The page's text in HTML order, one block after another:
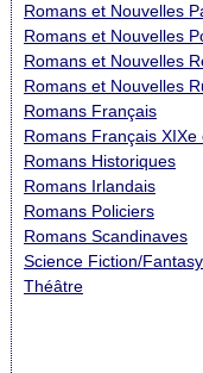
Romans et Nouvelles
Romans et Nouvelles
Romans et Nouvelles
Romans et Nouvelles
Romans Français
Romans Français
Romans Historiques
Romans Irlandais
Romans Policiers
Romans Scandinaves
Science Fiction/
Théâtre